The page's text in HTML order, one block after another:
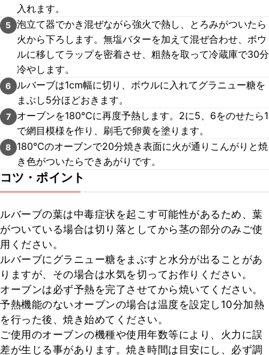
入れます。
5 泡立て器でかき混ぜながら強火で熱し、とろみがついたら
火から下ろします。無塩バターを加えて混ぜ合わせ、ボウ
ルに移してラップを密着させ、粗熱を取って冷蔵庫で30分
冷やします。
6
ルバーブは1cm幅に切り、ボウルに入れてグラニュー糖を
まぶし5分ほどおきます。
7
オーブンを180℃に再度予熱します。2に5、6をのせたら1
で網目模様を作り、刷毛で卵黄を塗ります。
8
180℃のオーブンで20分焼き表面に火が通りこんがりと焼
き色がついたらできあがりです。
コツ・ポイント
ルバーブの葉は中毒症状を起こす可能性があるため、葉
がついている場合は切り落としてから茎の部分のみご使
用ください。
ルバーブにグラニュー糖をまぶすと水分が出ることがあ
りますが、その場合は水気を切ってお作りください。
オーブンは必ず予熱を完了させてから焼いてください。
予熱機能のないオーブンの場合は温度を設定し10分加熱
を行った後、焼き始めてください。
ご使用のオーブンの機種や使用年数等により、火力に誤
差が生じる事があります。焼き時間は目安にし、必ず調